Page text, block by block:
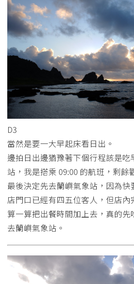
D3
當然是要一大早起床看日出。
邊拍日出邊猶豫著下個行程該是
站，我是搭乘 09:00 的航班，剩餘
最後決定先去蘭嶼氣象站，因為
店門口已經有四五位客人，但店內
算一算把出餐時間加上去，真的先
去蘭嶼氣象站。